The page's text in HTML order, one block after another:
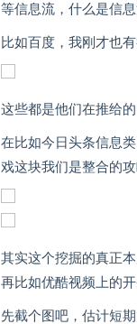
等信息流，什么是信
比如百度，我刚才也
这些都是他们在推给
在比如今日头条信息
戏这块我们是整合的
其实这个挖掘的真正
再比如优酷视频上的
先截个图吧，估计短